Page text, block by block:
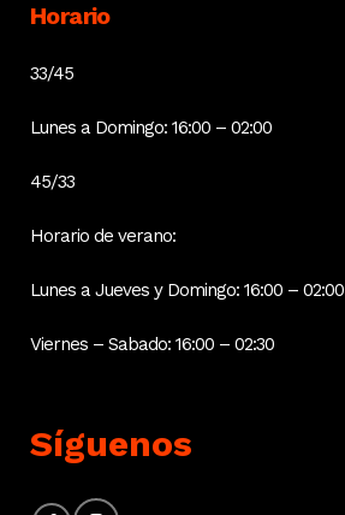
Horario
33/45
Lunes a Domingo: 16:00 – 02:00
45/33
Horario de verano:
Lunes a Jueves y Domingo: 16:00 – 02:00
Viernes – Sabado: 16:00 – 02:30
Síguenos